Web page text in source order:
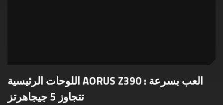
اللوحات الرئيسية AORUS Z390 : العب بسرعة
تتجاوز 5 جيجاهرتز